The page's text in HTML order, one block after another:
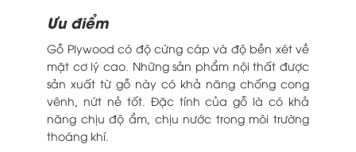
Ưu điểm
Gỗ Plywood có độ cứng cáp và độ bền xét về
mặt cơ lý cao. Những sản phẩm nội thất được
sản xuất từ gỗ này có khả năng chống cong
vênh, nứt nẻ tốt. Đặc tính của gỗ là có khả
năng chịu độ ẩm, chịu nước trong môi trường
thoáng khí.